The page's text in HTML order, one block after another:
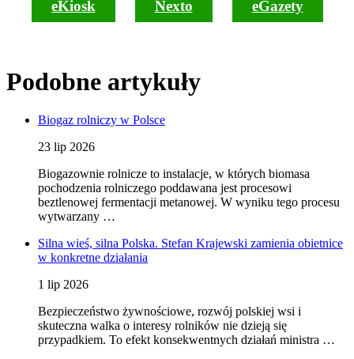
eKiosk Nexto eGazety
Podobne artykuły
Biogaz rolniczy w Polsce
23 lip 2026
Biogazownie rolnicze to instalacje, w których biomasa
pochodzenia rolniczego poddawana jest procesowi
beztlenowej fermentacji metanowej. W wyniku tego procesu
wytwarzany …
Silna wieś, silna Polska. Stefan Krajewski zamienia obietnice
w konkretne działania
1 lip 2026
Bezpieczeństwo żywnościowe, rozwój polskiej wsi i
skuteczna walka o interesy rolników nie dzieją się
przypadkiem. To efekt konsekwentnych działań ministra …